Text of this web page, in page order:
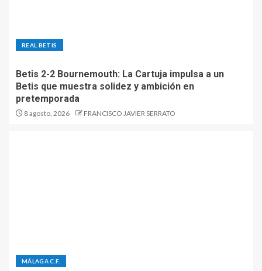
REAL BETIS
Betis 2-2 Bournemouth: La Cartuja impulsa a un
Betis que muestra solidez y ambición en
pretemporada
8 agosto, 2026 FRANCISCO JAVIER SERRATO
MÁLAGA C.F.